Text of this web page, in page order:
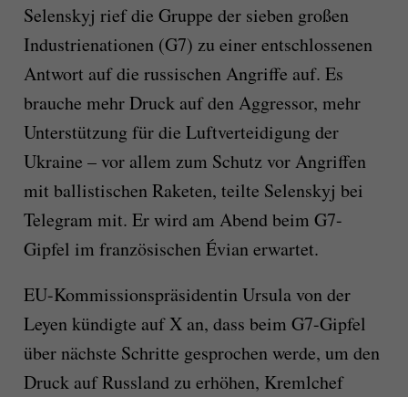
Selenskyj rief die Gruppe der sieben großen
Industrienationen (G7) zu einer entschlossenen
Antwort auf die russischen Angriffe auf. Es
brauche mehr Druck auf den Aggressor, mehr
Unterstützung für die Luftverteidigung der
Ukraine – vor allem zum Schutz vor Angriffen
mit ballistischen Raketen, teilte Selenskyj bei
Telegram mit. Er wird am Abend beim G7-
Gipfel im französischen Évian erwartet.
EU-Kommissionspräsidentin Ursula von der
Leyen kündigte auf X an, dass beim G7-Gipfel
über nächste Schritte gesprochen werde, um den
Druck auf Russland zu erhöhen, Kremlchef